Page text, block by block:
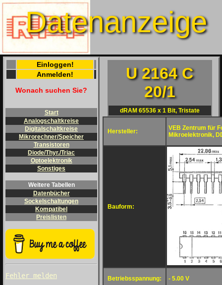
Datenanzeige
Einloggen!
Anmelden!
Wonach suchen Sie?
Start
Analogschaltkreise
Digitalschaltkreise
Mikrorechner/Speicher
Transistoren
Diode/Thyr./Triac
Optoelektronik
Sonstiges
Weitere Tabellen
Datenbücher
Sockelschaltungen
Kompatibel
Preislisten
Fehler melden
U 2164 C
20/1
dRAM 65536 x 1 Bit, Tristate
Hersteller:
VEB Zentrum für
Mikroelektronik,
Bauform:
Betriebsspannung: - 5.00 V